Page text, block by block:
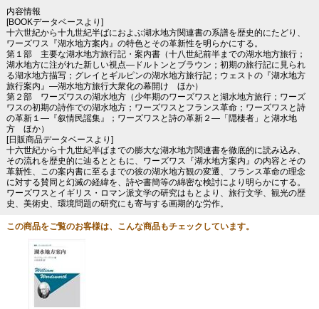
内容情報
[BOOKデータベースより]
十六世紀から十九世紀半ばにおよぶ湖水地方関連書の系譜を歴史的にたどり、
ワーズワス『湖水地方案内』の特色とその革新性を明らかにする。
第１部 主要な湖水地方旅行記・案内書（十八世紀前半までの湖水地方旅行；
湖水地方に注がれた新しい視点―ドルトンとブラウン；初期の旅行記に見られ
る湖水地方描写；グレイとギルピンの湖水地方旅行記；ウェストの『湖水地方
旅行案内』―湖水地方旅行大衆化の幕開け ほか）
第２部 ワーズワスの湖水地方（少年期のワーズワスと湖水地方旅行；ワーズ
ワスの初期の詩作での湖水地方；ワーズワスとフランス革命；ワーズワスと詩
の革新１―『叙情民謡集』；ワーズワスと詩の革新２―「隠棲者」と湖水地
方 ほか）
[日販商品データベースより]
十六世紀から十九世紀半ばまでの膨大な湖水地方関連書を徹底的に読み込み、
その流れを歴史的に辿るとともに、ワーズワス『湖水地方案内』の内容とその
革新性、この案内書に至るまでの彼の湖水地方観の変遷、フランス革命の理念
に対する賛同と幻滅の経緯を、詩や書簡等の綿密な検討により明らかにする。
ワーズワスとイギリス・ロマン派文学の研究はもとより、旅行文学、観光の歴
史、美術史、環境問題の研究にも寄与する画期的な労作。
この商品をご覧のお客様は、こんな商品もチェックしています。